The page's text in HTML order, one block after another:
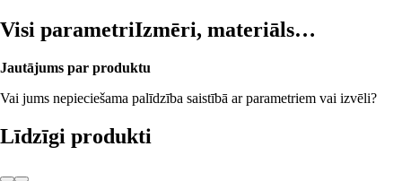
Visi parametriIzmēri, materiāls…
Jautājums par produktu
Vai jums nepieciešama palīdzība saistībā ar parametriem vai izvēli?
Līdzīgi produkti